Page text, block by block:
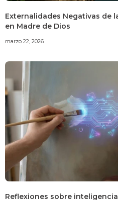
Externalidades Negativas de
en Madre de Dios
marzo 22, 2026
Reflexiones sobre